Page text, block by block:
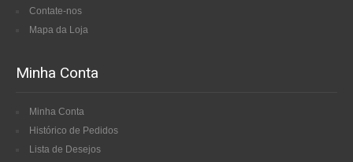
Contate-nos
Mapa da Loja
Minha Conta
Minha Conta
Histórico de Pedidos
Lista de Desejos